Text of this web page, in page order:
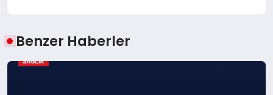
Benzer Haberler